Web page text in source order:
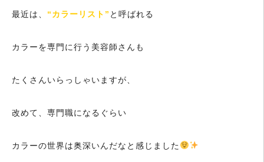
最近は、 “カラーリスト” と呼ばれる
カラーを専門に行う美容師さんも
たくさんいらっしゃいますが、
改めて、専門職になるぐらい
カラーの世界は奥深いんだなと感じました